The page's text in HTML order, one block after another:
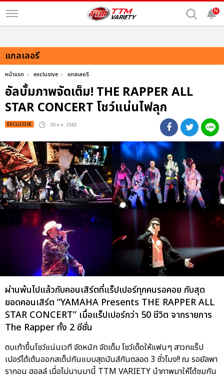
N
แกลเลอรี
หน้าแรก exclusive แกลเลอรี
อัลบั้มภาพจัดเต็ม! THE RAPPER ALL
STAR CONCERT โชว์แน่นไฟลุก
EXCLUSIVE : 30 ก.ค. 2562
ผ่านพ้นไปแล้วกับคอนเสิร์ตที่แร็ปเปอร์ทุกคนรอคอย กับสุด
ยอดคอนเสิร์ต “YAMAHA Presents THE RAPPER ALL
STAR CONCERT” เมื่อแร็ปเปอร์กว่า 50 ชีวิต จากรายการ
The Rapper ทั้ง 2 ซีซั่น
ตบเท้าขึ้นโชว์แน่นเวที จัดหนัก จัดเต็ม โชว์เด็ดให้แฟนๆ สาวกแร็ป
เปอร์ได้เต้นออกสเต็ปกันแบบสุดมันส์กันตลอด 3 ชั่วโมง!! ณ รอยัลพา
รากอน ฮอลล์ เมื่อไม่นานมานี้ TTM VARIETY นำภาพมาให้ได้ชมกัน